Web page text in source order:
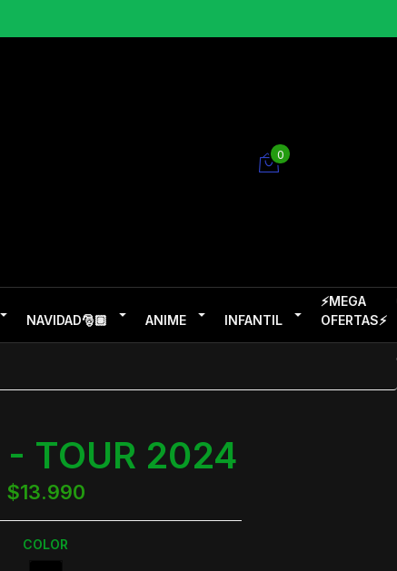
0
NAVIDAD🎅🏽 ANIME INFANTIL
⚡MEGA
OFERTAS⚡
- TOUR 2024
$13.990
COLOR